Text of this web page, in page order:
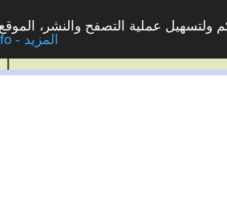
ولتسهيل عملية التصفح والنشر،
More info - المزيد
|